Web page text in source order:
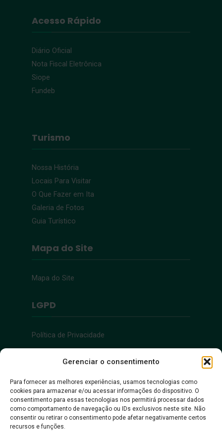
Gerenciar o consentimento
Para fornecer as melhores experiências, usamos tecnologias como
cookies para armazenar e/ou acessar informações do dispositivo. O
consentimento para essas tecnologias nos permitirá processar dados
como comportamento de navegação ou IDs exclusivos neste site. Não
consentir ou retirar o consentimento pode afetar negativamente certos
recursos e funções.
Acesso Rápido
Diário Oficial
Nota Fiscal Eletrônica
Siope
Fundeb
Turismo
Nossa História
Locais Para Visitar
O Que Fazer em Ita
Galeria de Fotos
Guia Turístico
Mapa do Site
Mapa do Site
LGPD
Política de Privacidade
Acessibilidade
Acessibilidade